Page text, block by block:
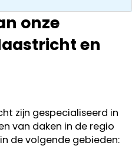
transparant.
aanraden.
onze
en
zijn gespecialiseerd in
van daken in de regio
de volgende gebieden: